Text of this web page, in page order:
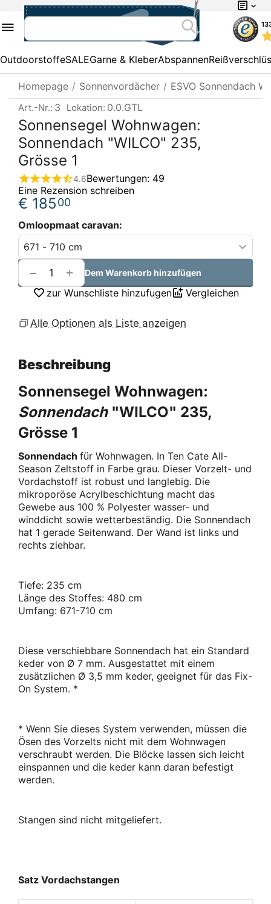
OutdoorstoffeSALEGarne & KleberAbspannen
Homepage / Sonnenvordächer / ESVO Sonnendach
Art.-Nr.: 3 Lokation: 0.0.GTL
Sonnensegel Wohnwagen:
Sonnendach "WILCO" 235,
Grösse 1
4.6Bewertungen: 49
Eine Rezension schreiben
€ 18500
Omloopmaat caravan:
+
− Dem Warenkorb hinzufügen
zur Wunschliste hinzufugen Vergleichen
Alle Optionen als Liste anzeigen
Beschreibung
Sonnensegel Wohnwagen:
Sonnendach"WILCO" 235,
Grösse 1
Sonnendach für Wohnwagen. In Ten Cate All-
Season Zeltstoff in Farbe grau. Dieser Vorzelt- und
Vordachstoff ist robust und langlebig. Die
mikroporöse Acrylbeschichtung macht das
Gewebe aus 100 % Polyester wasser- und
winddicht sowie wetterbeständig. Die Sonnendach
hat 1 gerade Seitenwand. Der Wand ist links und
rechts ziehbar.
Tiefe: 235 cm
Länge des Stoffes: 480 cm
Umfang: 671-710 cm
Diese verschiebbare Sonnendach hat ein Standard
keder von Ø 7 mm. Ausgestattet mit einem
zusätzlichen Ø 3,5 mm keder, geeignet für das Fix-
On System. *
* Wenn Sie dieses System verwenden, müssen die
Ösen des Vorzelts nicht mit dem Wohnwagen
verschraubt werden. Die Blöcke lassen sich leicht
einspannen und die keder kann daran befestigt
werden.
Stangen sind nicht mitgeliefert.
Satz Vordachstangen